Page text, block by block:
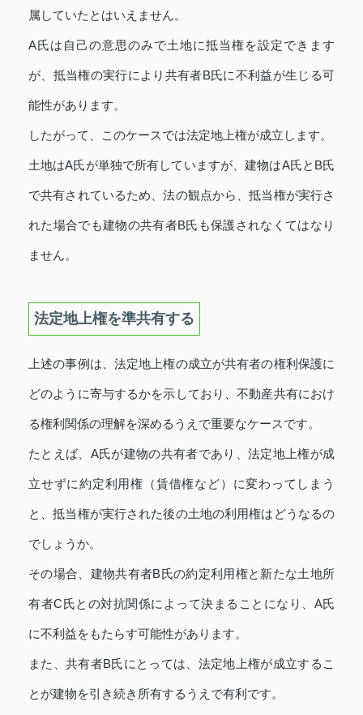
属していたとはいえません。
A氏は自己の意思のみで土地に抵当権を設定できます
が、抵当権の実行により共有者B氏に不利益が生じる可
能性があります。
したがって、このケースでは法定地上権が成立します。
土地はA氏が単独で所有していますが、建物はA氏とB氏
で共有されているため、法の観点から、抵当権が実行さ
れた場合でも建物の共有者B氏も保護されなくてはなり
ません。
法定地上権を準共有する
上述の事例は、法定地上権の成立が共有者の権利保護に
どのように寄与するかを示しており、不動産共有におけ
る権利関係の理解を深めるうえで重要なケースです。
たとえば、A氏が建物の共有者であり、法定地上権が成
立せずに約定利用権（賃借権など）に変わってしまう
と、抵当権が実行された後の土地の利用権はどうなるの
でしょうか。
その場合、建物共有者B氏の約定利用権と新たな土地所
有者C氏との対抗関係によって決まることになり、A氏
に不利益をもたらす可能性があります。
また、共有者B氏にとっては、法定地上権が成立するこ
とが建物を引き続き所有するうえで有利です。